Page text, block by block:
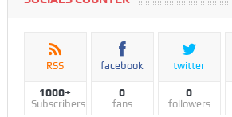
RSS
1000+
Subscribers
facebook
0
fans
twitter
0
followers